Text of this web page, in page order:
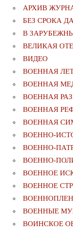
АРХИВ
БЕЗ СРОКА
В
ВЕЛИКАЯ
ВИДЕО
ВОЕННАЯ
ВОЕННАЯ
ВОЕННАЯ
ВОЕННАЯ
ВОЕННАЯ
ВОЕННО-
ВОЕННО-
ВОЕННО-
ВОЕННОЕ
ВОЕННОЕ
ВОЕННЫЕ
ВОИНСКОЕ